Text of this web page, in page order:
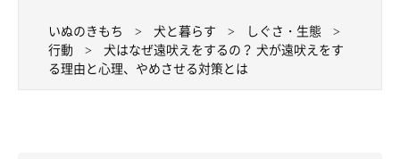
ただし、飼い主さん個人で解決することにこだわらず、必要に応
じて早めに専門家に相談することをおすすめします。
いぬのきもち 犬と暮らす
しぐさ・生態
行動
犬はなぜ遠吠えをするの？ 犬が遠吠えをす
る理由と心理、やめさせる対策とは